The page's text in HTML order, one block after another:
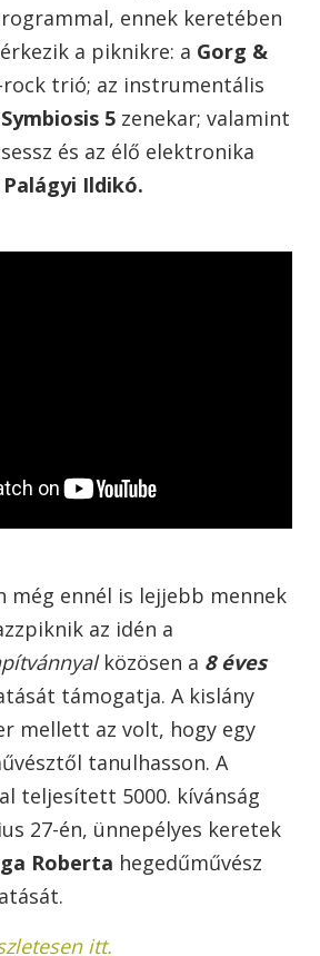
ennek keretében
a piknikre: a Gorg &
rock trió; az instrumentális
Symbiosis 5 zenekar; valamint
és az élő elektronika
Palágyi Ildikó.
még ennél is lejjebb mennek
az idén a
közösen a 8 éves
támogatja. A kislány
mellett az volt, hogy egy
tanulhasson. A
teljesített 5000. kívánság
27-én, ünnepélyes keretek
Roberta hegedűművész
itt.